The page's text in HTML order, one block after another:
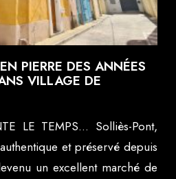
PIERRE DES ANNÉES
VILLAGE DE
LE TEMPS… Solliès-Pont,
et préservé depuis
un excellent marché de